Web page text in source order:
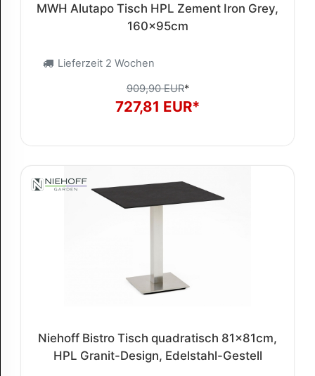
MWH Alutapo Tisch HPL Zement Iron Grey,
160x95cm
Lieferzeit 2 Wochen
909,90 EUR*
727,81 EUR*
Niehoff Bistro Tisch quadratisch 81x81cm,
HPL Granit-Design, Edelstahl-Gestell